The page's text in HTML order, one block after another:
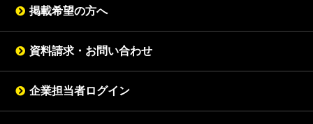
掲載希望の方へ
資料請求・お問い合わせ
企業担当者ログイン